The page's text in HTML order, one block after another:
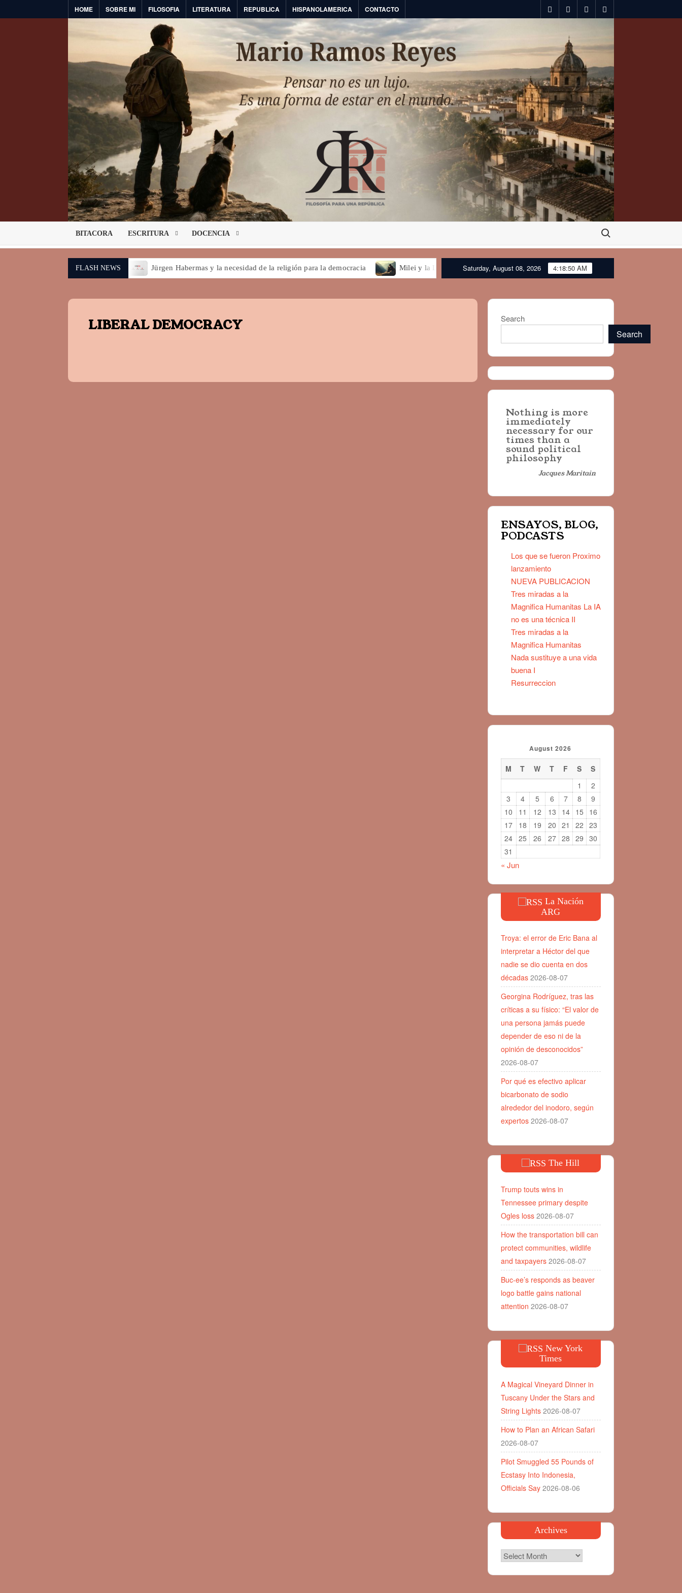
to
HOME SOBRE MI FILOSOFIA LITERATURA REPUBLICA HISPANOLAMERICA CONTACTO spotifytwitterfacebookyoutube
BITACORA ESCRITURA DOCENCIA Search for:
FLASH NEWS
IA no es una técnica II Jürgen Habermas y la necesidad de la religión para la democracia Milei y la Libertad La democracia: ¿Piel o aparato ortopédico?
Saturday, August 08, 2026 4:18:51 AM
LIBERAL DEMOCRACY Search
Search
Nothing is more
immediately
necessary for our
times than a
sound political
philosophy
Jacques Maritain
ENSAYOS, BLOG,
PODCASTS
Los que se fueron Proximo
lanzamiento
NUEVA PUBLICACION
Tres miradas a la
Magnifica Humanitas La IA
no es una técnica II
Tres miradas a la
Magnifica Humanitas
Nada sustituye a una vida
buena I
Resurreccion
August 2026
M T W T F S
S
1
2
3
4 5 6 7 8
9
10
11 12 13 14 15
16
17
18 19 20 21 22 23
24
25 26 27 28 29 30
31
« Jun
La Nación
ARG
Troya: el error de Eric Bana al
interpretar a Héctor del que
nadie se dio cuenta en dos
décadas 2026-08-07
Georgina Rodríguez, tras las
críticas a su físico: “El valor de
una persona jamás puede
depender de eso ni de la
opinión de desconocidos”
2026-08-07
Por qué es efectivo aplicar
bicarbonato de sodio
alrededor del inodoro, según
expertos 2026-08-07
The Hill
Trump touts wins in
Tennessee primary despite
Ogles loss 2026-08-07
How the transportation bill can
protect communities, wildlife
and taxpayers 2026-08-07
Buc-ee’s responds as beaver
logo battle gains national
attention 2026-08-07
New York
Times
A Magical Vineyard Dinner in
Tuscany Under the Stars and
String Lights 2026-08-07
How to Plan an African Safari
2026-08-07
Pilot Smuggled 55 Pounds of
Ecstasy Into Indonesia,
Officials Say 2026-08-06
Archives
Archives